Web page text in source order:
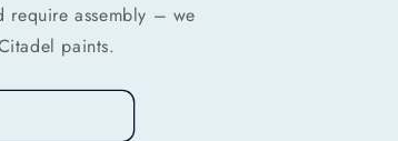
require assembly – we
paints.